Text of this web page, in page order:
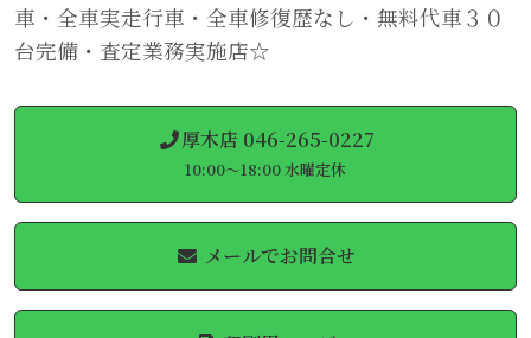
車・全車実走行車・全車修復歴なし・無料代車３０
台完備・査定業務実施店☆
厚木店 046-265-0227
10:00～18:00 水曜定休
メールでお問合せ